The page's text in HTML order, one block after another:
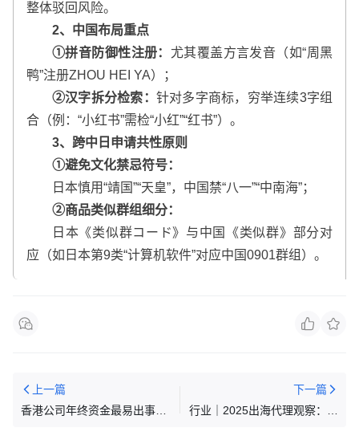
整体驳回风险。
2、中国布局重点
①拼音防御性注册： 尤其覆盖方言发音（如“周黑
鸭”注册ZHOU HEI YA）；
②汉字拆分检索： 针对多字商标，穷举连续3字组
合（例：“小红书”需检“小红”“红书”）。
3、跨中日申请共性原则
①避免文化禁忌符号：
日本慎用“靖国”“天皇”，中国禁“八一”“中南海”；
②商品类似群组细分：
日本《类似群コード》与中国《类似群》部分对
应（如日本第9类“计算机软件”对应中国0901群组）。
上一篇
香港公司年终资金最易出事的
下一篇
行业｜2025出海代理观察：去